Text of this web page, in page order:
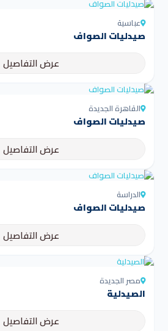
عباسية
صيدليات الصواف
عرض التفاصيل
القاهرة الجديدة
صيدليات الصواف
عرض التفاصيل
الدراسة
صيدليات الصواف
عرض التفاصيل
مصر الجديدة
الصيدلية
عرض التفاصيل